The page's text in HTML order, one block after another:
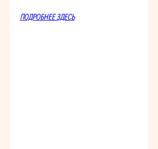
ПОДРОБНЕЕ ЗДЕСЬ